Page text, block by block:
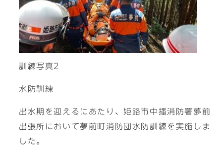
訓練写真2
水防訓練
出水期を迎えるにあたり、姫路市中播消防署夢前
出張所において夢前町消防団水防訓練を実施しま
した。